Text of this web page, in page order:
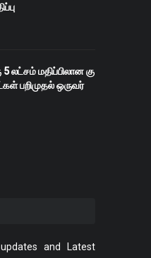
5 லட்சம் மதிப்பிலான கு
பறிமுதல் ஒருவர்
and Latest